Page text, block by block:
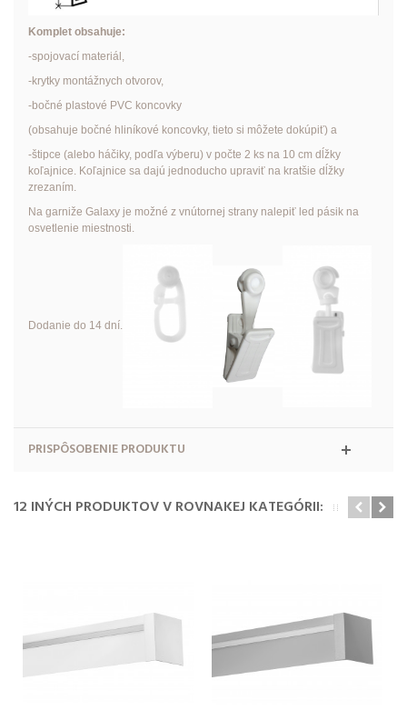
Komplet obsahuje:
-spojovací materiál,
-krytky montážnych otvorov,
-bočné plastové PVC koncovky
(obsahuje bočné hliníkové koncovky, tieto si môžete dokúpiť) a
-štipce (alebo háčiky, podľa výberu) v počte 2 ks na 10 cm dĺžky
koľajnice. Koľajnice sa dajú jednoducho upraviť na kratšie dĺžky
zrezaním.
Na garniže Galaxy je možné z vnútornej strany nalepiť led pásik na
osvetlenie miestnosti.
Dodanie do 14 dní.
PRISPÔSOBENIE PRODUKTU
12 INÝCH PRODUKTOV V ROVNAKEJ KATEGÓRII: